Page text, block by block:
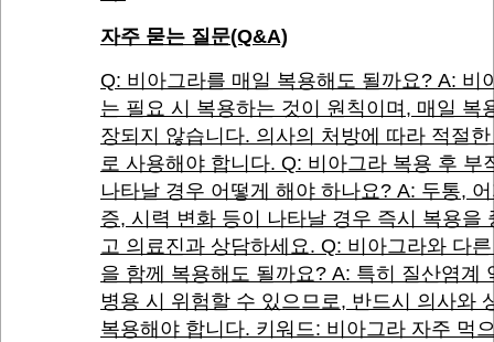
자주 묻는 질문(Q&A)
Q: 비아그라를 매일 복용해도 될까요? A: 비
는 필요 시 복용하는 것이 원칙이며, 매일 복
장되지 않습니다. 의사의 처방에 따라 적절
로 사용해야 합니다. Q: 비아그라 복용 후 부
나타날 경우 어떻게 해야 하나요? A: 두통,
증, 시력 변화 등이 나타날 경우 즉시 복용을
고 의료진과 상담하세요. Q: 비아그라와 다
을 함께 복용해도 될까요? A: 특히 질산염계
병용 시 위험할 수 있으므로, 반드시 의사와
복용해야 합니다. 키워드: 비아그라 자주 먹